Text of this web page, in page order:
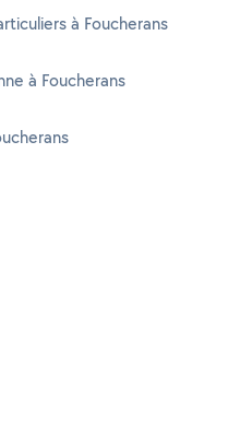
à Foucherans
à Foucherans